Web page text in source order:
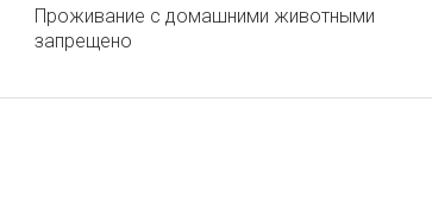
Проживание с домашними животными
запрещено